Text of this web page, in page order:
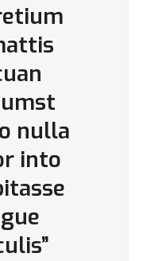
nulla
into